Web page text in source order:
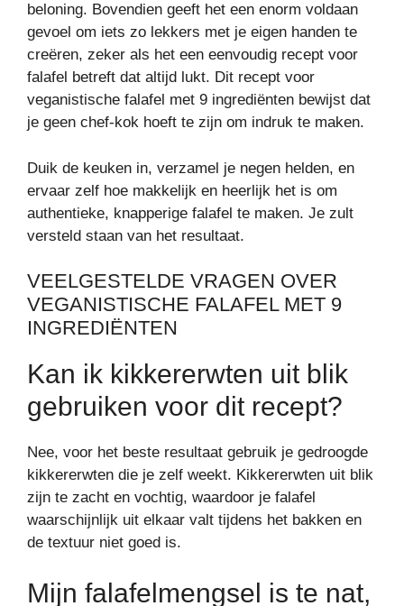
beloning. Bovendien geeft het een enorm voldaan
gevoel om iets zo lekkers met je eigen handen te
creëren, zeker als het een eenvoudig recept voor
falafel betreft dat altijd lukt. Dit recept voor
veganistische falafel met 9 ingrediënten bewijst dat
je geen chef-kok hoeft te zijn om indruk te maken.
Duik de keuken in, verzamel je negen helden, en
ervaar zelf hoe makkelijk en heerlijk het is om
authentieke, knapperige falafel te maken. Je zult
versteld staan van het resultaat.
VEELGESTELDE VRAGEN OVER
VEGANISTISCHE FALAFEL MET 9
INGREDIËNTEN
Kan ik kikkererwten uit blik
gebruiken voor dit recept?
Nee, voor het beste resultaat gebruik je gedroogde
kikkererwten die je zelf weekt. Kikkererwten uit blik
zijn te zacht en vochtig, waardoor je falafel
waarschijnlijk uit elkaar valt tijdens het bakken en
de textuur niet goed is.
Mijn falafelmengsel is te nat,